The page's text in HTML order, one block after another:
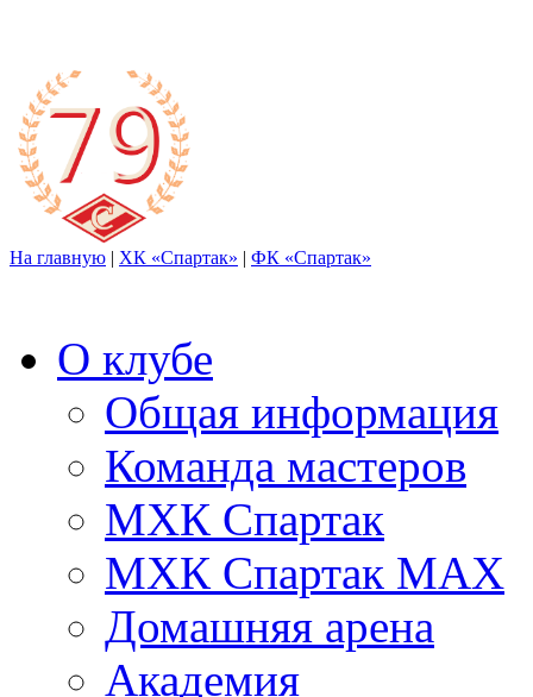
На главную | ХК «Спартак» | ФК «Спартак»
О клубе
Общая информация
Команда мастеров
МХК Спартак
МХК Спартак МАХ
Домашняя арена
Академия